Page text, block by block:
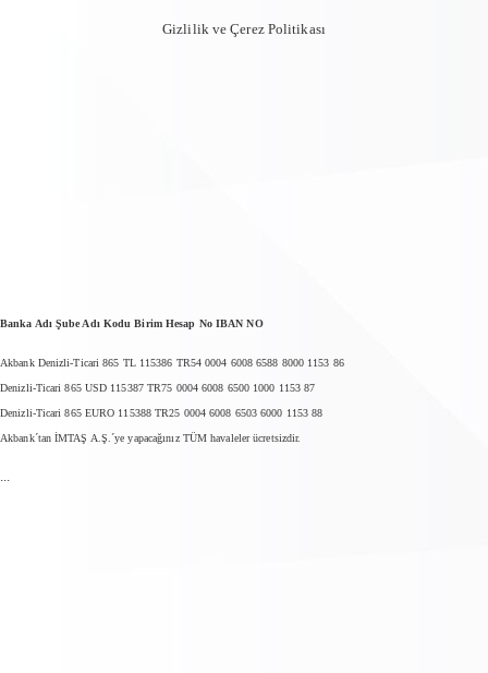
Gizlilik ve Çerez Politikası
Banka Adı Şube Adı Kodu Birim Hesap No IBAN NO
Akbank Denizli-Ticari 865 TL 115386 TR54 0004 6008 6588 8000 1153 86
Denizli-Ticari 865 USD 115387 TR75 0004 6008 6500 1000 1153 87
Denizli-Ticari 865 EURO 115388 TR25 0004 6008 6503 6000 1153 88
Akbank´tan İMTAŞ A.Ş.´ye yapacağınız TÜM havaleler ücretsizdir.